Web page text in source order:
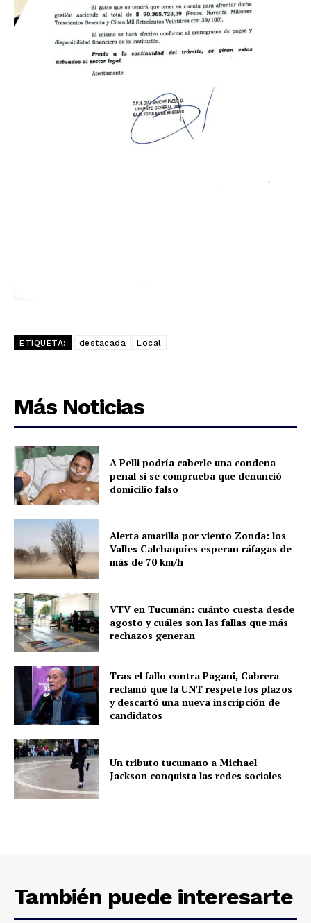
ETIQUETA: destacada Local
Más Noticias
A Pelli podría caberle una condena
penal si se comprueba que denunció
domicilio falso
Alerta amarilla por viento Zonda: los
Valles Calchaquíes esperan ráfagas de
más de 70 km/h
VTV en Tucumán: cuánto cuesta desde
agosto y cuáles son las fallas que más
rechazos generan
Tras el fallo contra Pagani, Cabrera
reclamó que la UNT respete los plazos
y descartó una nueva inscripción de
candidatos
Un tributo tucumano a Michael
Jackson conquista las redes sociales
También puede interesarte